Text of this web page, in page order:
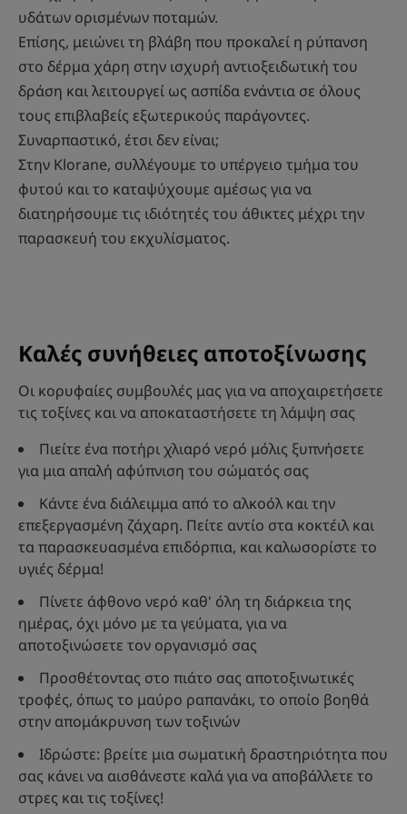
υδάτων ορισμένων ποταμών.
Επίσης, μειώνει τη βλάβη που προκαλεί η ρύπανση
στο δέρμα χάρη στην ισχυρή αντιοξειδωτική του
δράση και λειτουργεί ως ασπίδα ενάντια σε όλους
τους επιβλαβείς εξωτερικούς παράγοντες.
Συναρπαστικό, έτσι δεν είναι;
Στην Klorane, συλλέγουμε το υπέργειο τμήμα του
φυτού και το καταψύχουμε αμέσως για να
διατηρήσουμε τις ιδιότητές του άθικτες μέχρι την
παρασκευή του εκχυλίσματος.
Καλές συνήθειες αποτοξίνωσης
Οι κορυφαίες συμβουλές μας για να αποχαιρετήσετε
τις τοξίνες και να αποκαταστήσετε τη λάμψη σας
Πιείτε ένα ποτήρι χλιαρό νερό μόλις ξυπνήσετε
για μια απαλή αφύπνιση του σώματός σας
Κάντε ένα διάλειμμα από το αλκοόλ και την
επεξεργασμένη ζάχαρη. Πείτε αντίο στα κοκτέιλ και
τα παρασκευασμένα επιδόρπια, και καλωσορίστε το
υγιές δέρμα!
Πίνετε άφθονο νερό καθ' όλη τη διάρκεια της
ημέρας, όχι μόνο με τα γεύματα, για να
αποτοξινώσετε τον οργανισμό σας
Προσθέτοντας στο πιάτο σας αποτοξινωτικές
τροφές, όπως το μαύρο ραπανάκι, το οποίο βοηθά
στην απομάκρυνση των τοξινών
Ιδρώστε: βρείτε μια σωματική δραστηριότητα που
σας κάνει να αισθάνεστε καλά για να αποβάλλετε το
στρες και τις τοξίνες!